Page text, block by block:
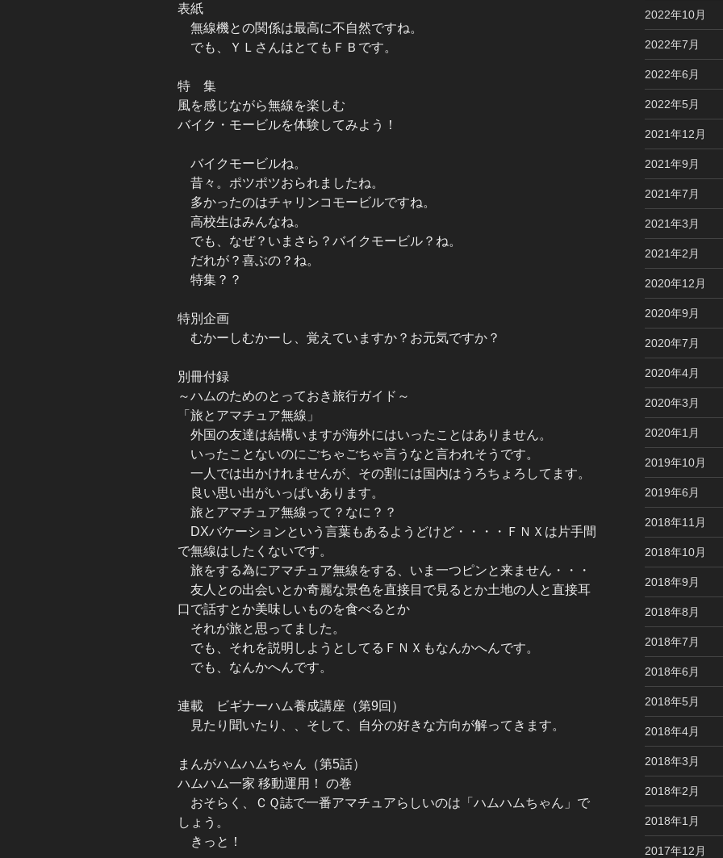
表紙
無線機との関係は最高に不自然ですね。
でも、ＹＬさんはとてもＦＢです。
特 集
風を感じながら無線を楽しむ
バイク・モービルを体験してみよう！
バイクモービルね。
昔々。ポツポツおられましたね。
多かったのはチャリンコモービルですね。
高校生はみんなね。
でも、なぜ？いまさら？バイクモービル？ね。
だれが？喜ぶの？ね。
特集？？
特別企画
むかーしむかーし、覚えていますか？お元気ですか？
別冊付録
～ハムのためのとっておき旅行ガイド～
「旅とアマチュア無線」
外国の友達は結構いますが海外にはいったことはありません。
いったことないのにごちゃごちゃ言うなと言われそうです。
一人では出かけれませんが、その割には国内はうろちょろしてます。
良い思い出がいっぱいあります。
旅とアマチュア無線って？なに？？
DXバケーションという言葉もあるようどけど・・・・ＦＮＸは片手間
で無線はしたくないです。
旅をする為にアマチュア無線をする、いま一つピンと来ません・・・
友人との出会いとか奇麗な景色を直接目で見るとか土地の人と直接耳
口で話すとか美味しいものを食べるとか
それが旅と思ってました。
でも、それを説明しようとしてるＦＮＸもなんかへんです。
でも、なんかへんです。
連載 ビギナーハム養成講座（第9回）
見たり聞いたり、、そして、自分の好きな方向が解ってきます。
まんがハムハムちゃん（第5話）
ハムハム一家 移動運用！ の巻
おそらく、ＣＱ誌で一番アマチュアらしいのは「ハムハムちゃん」で
しょう。
きっと！
2022年10月
2022年7月
2022年6月
2022年5月
2021年12月
2021年9月
2021年7月
2021年3月
2021年2月
2020年12月
2020年9月
2020年7月
2020年4月
2020年3月
2020年1月
2019年10月
2019年6月
2018年11月
2018年10月
2018年9月
2018年8月
2018年7月
2018年6月
2018年5月
2018年4月
2018年3月
2018年2月
2018年1月
2017年12月